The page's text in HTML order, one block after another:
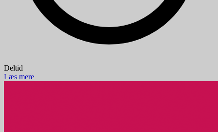
Deltid
Læs mere